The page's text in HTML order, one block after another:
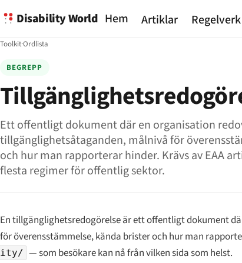
Disability World Hem Artiklar Regelverk
Toolkit·Ordlista
BEGREPP
Ett offentligt dokument där en organisation
tillgänglighetsåtaganden, målnivå för
och hur man rapporterar hinder. Krävs av EAA
flesta regimer för offentlig sektor.
En tillgänglighetsredogörelse är ett offentligt dokument
för överensstämmelse, kända brister och hur man
ity/ — som besökare kan nå från vilken sida som helst.